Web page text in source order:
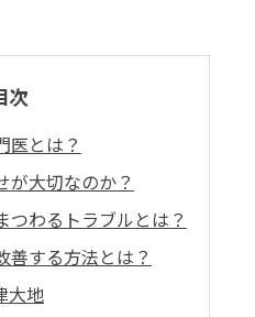
次
医とは？
が大切なのか？
つわるトラブルとは？
善する方法とは？
大地